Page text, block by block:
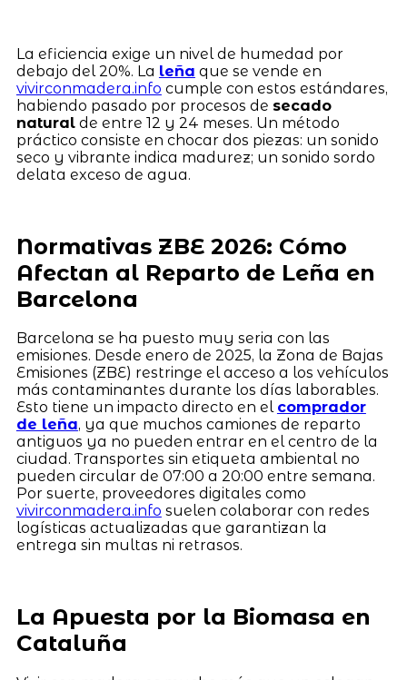
La eficiencia exige un nivel de humedad por
debajo del 20%. La leña que se vende en
vivirconmadera.info cumple con estos estándares,
habiendo pasado por procesos de secado
naturalde entre 12 y 24 meses. Un método
práctico consiste en chocar dos piezas: un sonido
seco y vibrante indica madurez; un sonido sordo
delata exceso de agua.
Normativas ZBE 2026: Cómo
Afectan al Reparto de Leña en
Barcelona
Barcelona se ha puesto muy seria con las
emisiones. Desde enero de 2025, la Zona de Bajas
Emisiones (ZBE) restringe el acceso a los vehículos
más contaminantes durante los días laborables.
Esto tiene un impacto directo en el comprador
de leña, ya que muchos camiones de reparto
antiguos ya no pueden entrar en el centro de la
ciudad. Transportes sin etiqueta ambiental no
pueden circular de 07:00 a 20:00 entre semana.
Por suerte, proveedores digitales como
vivirconmadera.info suelen colaborar con redes
logísticas actualizadas que garantizan la
entrega sin multas ni retrasos.
La Apuesta por la Biomasa en
Cataluña